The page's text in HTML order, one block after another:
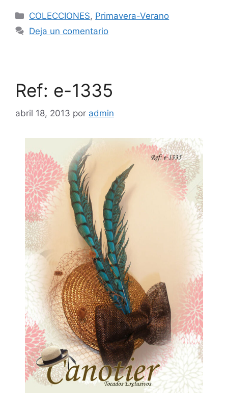
COLECCIONES, Primavera-Verano
Deja un comentario
Ref: e-1335
abril 18, 2013 por admin